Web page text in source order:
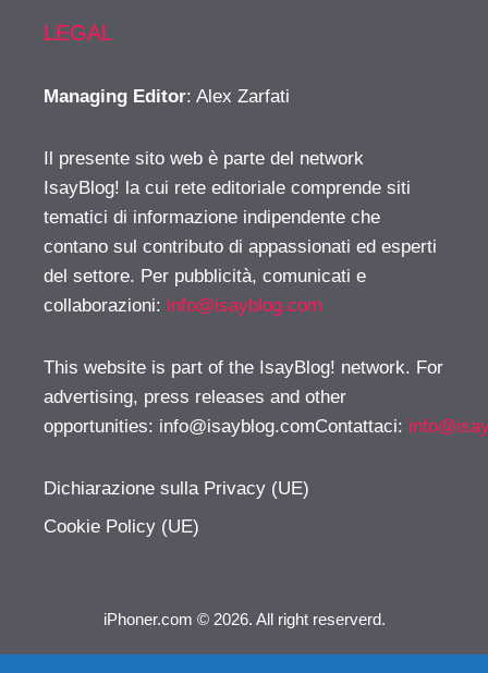
LEGAL
Managing Editor: Alex Zarfati
Il presente sito web è parte del network
IsayBlog! la cui rete editoriale comprende siti
tematici di informazione indipendente che
contano sul contributo di appassionati ed esperti
del settore. Per pubblicità, comunicati e
collaborazioni: info@isayblog.com
This website is part of the IsayBlog! network. For
advertising, press releases and other
opportunities: info@isayblog.comContattaci:
Dichiarazione sulla Privacy (UE)
Cookie Policy (UE)
iPhoner.com © 2026. All right reserverd.